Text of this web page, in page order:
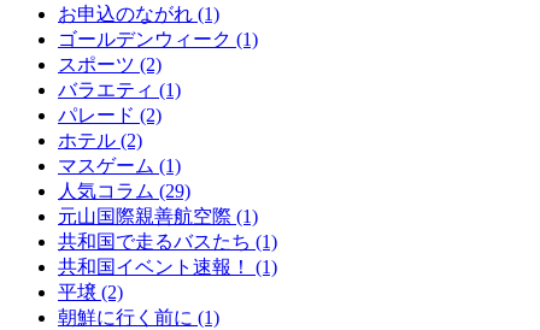
お申込のながれ (1)
ゴールデンウィーク (1)
スポーツ (2)
バラエティ (1)
パレード (2)
ホテル (2)
マスゲーム (1)
人気コラム (29)
元山国際親善航空際 (1)
共和国で走るバスたち (1)
共和国イベント速報！ (1)
平壌 (2)
朝鮮に行く前に (1)